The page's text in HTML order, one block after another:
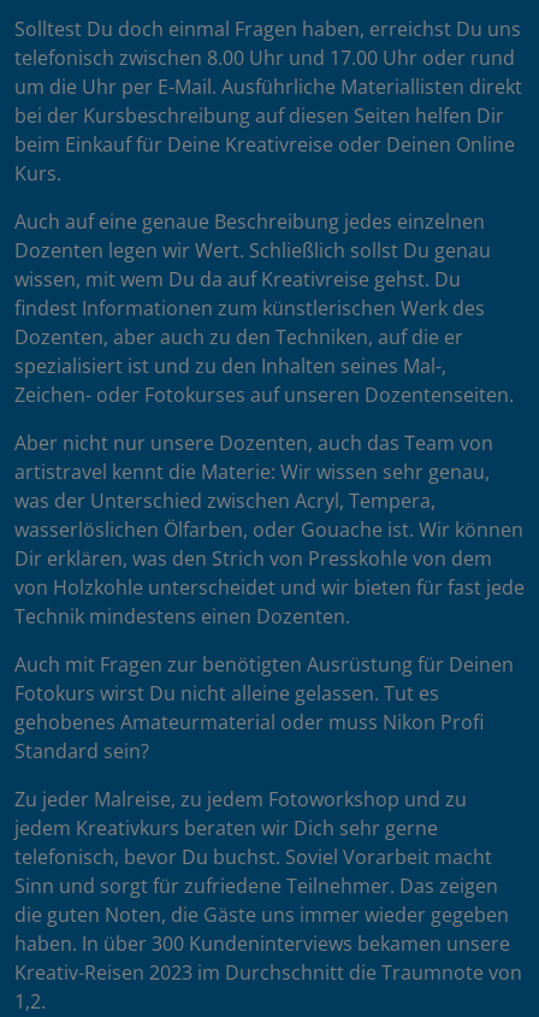
Solltest Du doch einmal Fragen haben, erreichst Du uns
telefonisch zwischen 8.00 Uhr und 17.00 Uhr oder rund
um die Uhr per E-Mail. Ausführliche Materiallisten direkt
bei der Kursbeschreibung auf diesen Seiten helfen Dir
beim Einkauf für Deine Kreativreise oder Deinen Online
Kurs.
Auch auf eine genaue Beschreibung jedes einzelnen
Dozenten legen wir Wert. Schließlich sollst Du genau
wissen, mit wem Du da auf Kreativreise gehst. Du
findest Informationen zum künstlerischen Werk des
Dozenten, aber auch zu den Techniken, auf die er
spezialisiert ist und zu den Inhalten seines Mal-,
Zeichen- oder Fotokurses auf unseren Dozentenseiten.
Aber nicht nur unsere Dozenten, auch das Team von
artistravel kennt die Materie: Wir wissen sehr genau,
was der Unterschied zwischen Acryl, Tempera,
wasserlöslichen Ölfarben, oder Gouache ist. Wir können
Dir erklären, was den Strich von Presskohle von dem
von Holzkohle unterscheidet und wir bieten für fast jede
Technik mindestens einen Dozenten.
Auch mit Fragen zur benötigten Ausrüstung für Deinen
Fotokurs wirst Du nicht alleine gelassen. Tut es
gehobenes Amateurmaterial oder muss Nikon Profi
Standard sein?
Zu jeder Malreise, zu jedem Fotoworkshop und zu
jedem Kreativkurs beraten wir Dich sehr gerne
telefonisch, bevor Du buchst. Soviel Vorarbeit macht
Sinn und sorgt für zufriedene Teilnehmer. Das zeigen
die guten Noten, die Gäste uns immer wieder gegeben
haben. In über 300 Kundeninterviews bekamen unsere
Kreativ-Reisen 2023 im Durchschnitt die Traumnote von
1,2.